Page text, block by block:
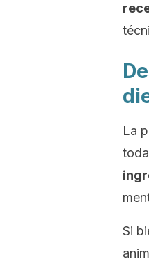
La
Si